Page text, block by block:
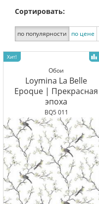
Сортировать:
по популярности по цене
Обои
Loymina La Belle
Epoque | Прекрасная
эпоха
BQ5 011